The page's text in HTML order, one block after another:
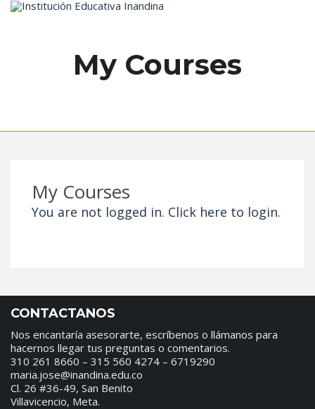
Inicio
My Courses
My Courses
You are not logged in. Click here to login.
CONTACTANOS
Nos encantaría asesorarte, escríbenos o llámanos para
hacernos llegar tus preguntas o comentarios.
310 261 8660 – 315 560 4274 – 6719290
maria.jose@inandina.edu.co
Cl. 26 #36-49, San Benito
Villavicencio, Meta.